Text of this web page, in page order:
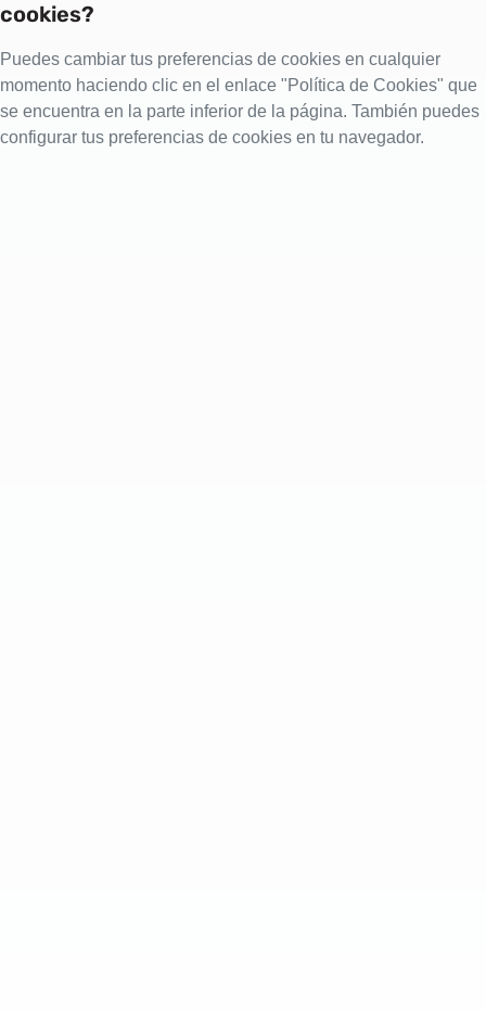
cookies?
Puedes cambiar tus preferencias de cookies en cualquier
momento haciendo clic en el enlace "Política de Cookies" que
se encuentra en la parte inferior de la página. También puedes
configurar tus preferencias de cookies en tu navegador.